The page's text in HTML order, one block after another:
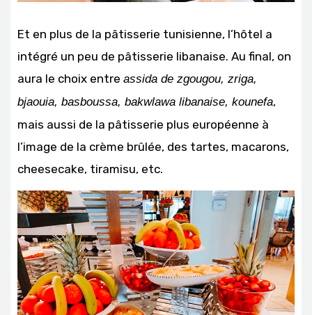
Et en plus de la pâtisserie tunisienne, l’hôtel a
intégré un peu de pâtisserie libanaise. Au final, on
aura le choix entre assida de zgougou, zriga,
bjaouia, basboussa, bakwlawa libanaise, kounefa,
mais aussi de la pâtisserie plus européenne à
l’image de la crème brûlée, des tartes, macarons,
cheesecake, tiramisu, etc.